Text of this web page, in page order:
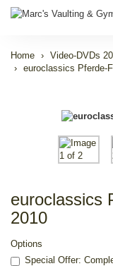
Home
Video-DVDs
euroclassics Pferde-
euroclassics
2010
Options
Special Offer: